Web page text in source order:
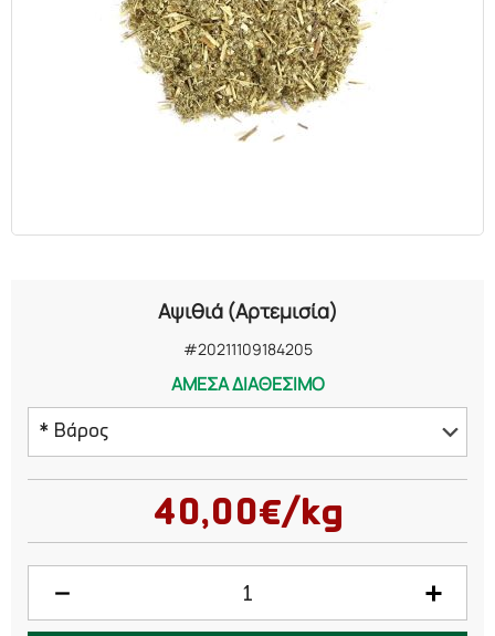
ΑΙΘΕΡΙΑ ΕΛΑΙΑ
Αψιθιά (Αρτεμισία)
#20211109184205
ΑΜΕΣΑ ΔΙΑΘΕΣΙΜΟ
* Βάρος
50 γραμμάρια
125 γραμμάρια
40,00€/kg